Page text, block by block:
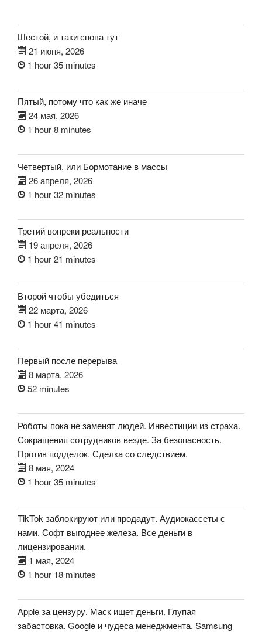
Шестой, и таки снова тут
21 июня, 2026
1 hour 35 minutes
Пятый, потому что как же иначе
24 мая, 2026
1 hour 8 minutes
Четвертый, или Бормотание в массы
26 апреля, 2026
1 hour 32 minutes
Третий вопреки реальности
19 апреля, 2026
1 hour 21 minutes
Второй чтобы убедиться
22 марта, 2026
1 hour 41 minutes
Первый после перерыва
8 марта, 2026
52 minutes
Роботы пока не заменят людей. Инвестиции из страха.
Сокращения сотрудников везде. За безопасность.
Против подделок. Сделка со следствием.
8 мая, 2024
1 hour 35 minutes
TikTok заблокируют или продадут. Аудиокассеты с
нами. Софт выгоднее железа. Все деньги в
лицензировании.
1 мая, 2024
1 hour 18 minutes
Apple за цензуру. Маск ищет деньги. Глупая
забастовка. Google и чудеса менеджмента. Samsung